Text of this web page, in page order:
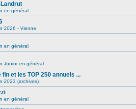
en général
2026 - Vienne
en général
Junior en général
fin et les TOP 250 annuels ...
2023 (archives)
en général